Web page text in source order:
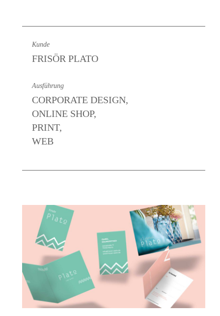
Kunde
FRISÖR PLATO
Ausführung
CORPORATE DESIGN,
ONLINE SHOP,
PRINT,
WEB